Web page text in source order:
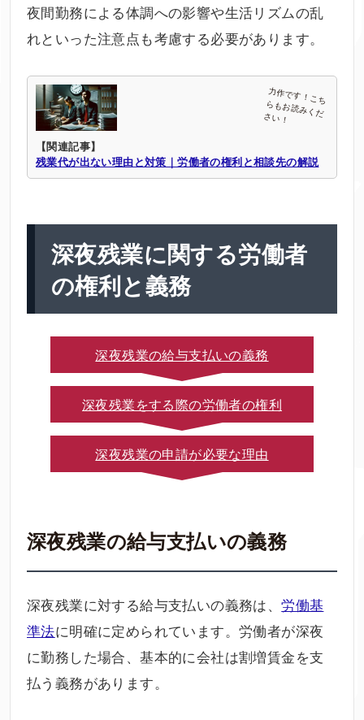
夜間勤務による体調への影響や生活リズムの乱
れといった注意点も考慮する必要があります。
【関連記事】
残業代が出ない理由と対策｜労働者の権利と相談先の解説
深夜残業に関する労働者
の権利と義務
深夜残業の給与支払いの義務
深夜残業をする際の労働者の権利
深夜残業の申請が必要な理由
深夜残業の給与支払いの義務
深夜残業に対する給与支払いの義務は、労働基
準法に明確に定められています。労働者が深夜
に勤務した場合、基本的に会社は割増賃金を支
払う義務があります。